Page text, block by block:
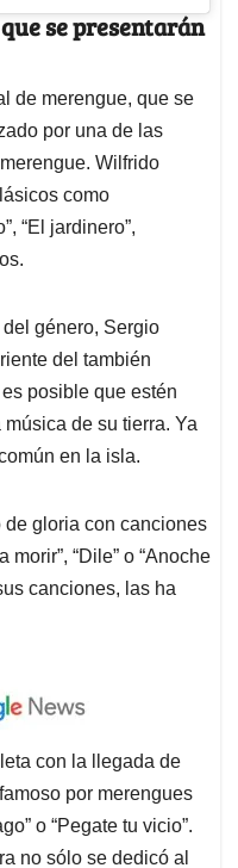
se presentarán
de merengue, que se
por una de las
Wilfrido
como
“El jardinero”,
género, Sergio
del también
posible que estén
de su tierra. Ya
en la isla.
de gloria con canciones
morir”, “Dile” o “Anoche
canciones, las ha
con la llegada de
por merengues
o “Pegate tu vicio”.
no sólo se dedicó al